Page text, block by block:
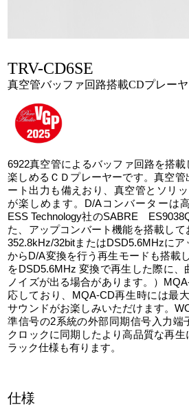
TRV-CD6SE
真空管バッファ回路搭載CDプレー
6922真空管によるバッファ回路を搭
楽しめるＣＤプレーヤーです。真空
ート出力も備えおり、真空管とソリ
が楽しめます。D/Aコンバーターは
ESS Technology社のSABRE
た、アップコンバート機能を搭載し
352.8kHz/32bitまたはDSD5.6MHzに
からD/A変換を行う再生モードも搭載
をDSD5.6MHz 変換で再生した際に
ノイズが出る場合があります。）
応しており、MQA-CD再生時には最
サウンドがお楽しみいただけます。
準信号の2系統の外部同期信号入力端
クロックに同期したより高品質な再
ラック仕様も有ります。
仕様